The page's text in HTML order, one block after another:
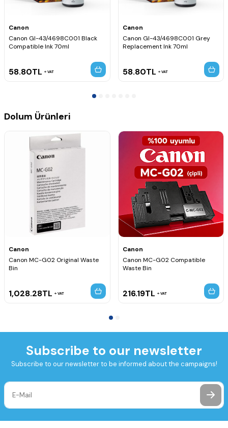
Canon
Canon GI-43/4698C001 Black
Compatible Ink 70ml
58.80TL VAT
Canon
Canon GI-43/4698C001 Grey
Replacement Ink 70ml
58.80TL VAT
Dolum Ürünleri
Canon
Canon MC-G02 Original Waste
Bin
1,028.28TL VAT
Canon
Canon MC-G02 Compatible
Waste Bin
216.19TL VAT
Subscribe to our newsletter
Subscribe to our newsletter to be informed about the campaigns!